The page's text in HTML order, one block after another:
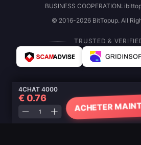
4CHAT 4000
€ 0.76
ACHETER
BUSINESS COOPERATION:
© 2016-2026 BitTopup. All
TRUSTED &